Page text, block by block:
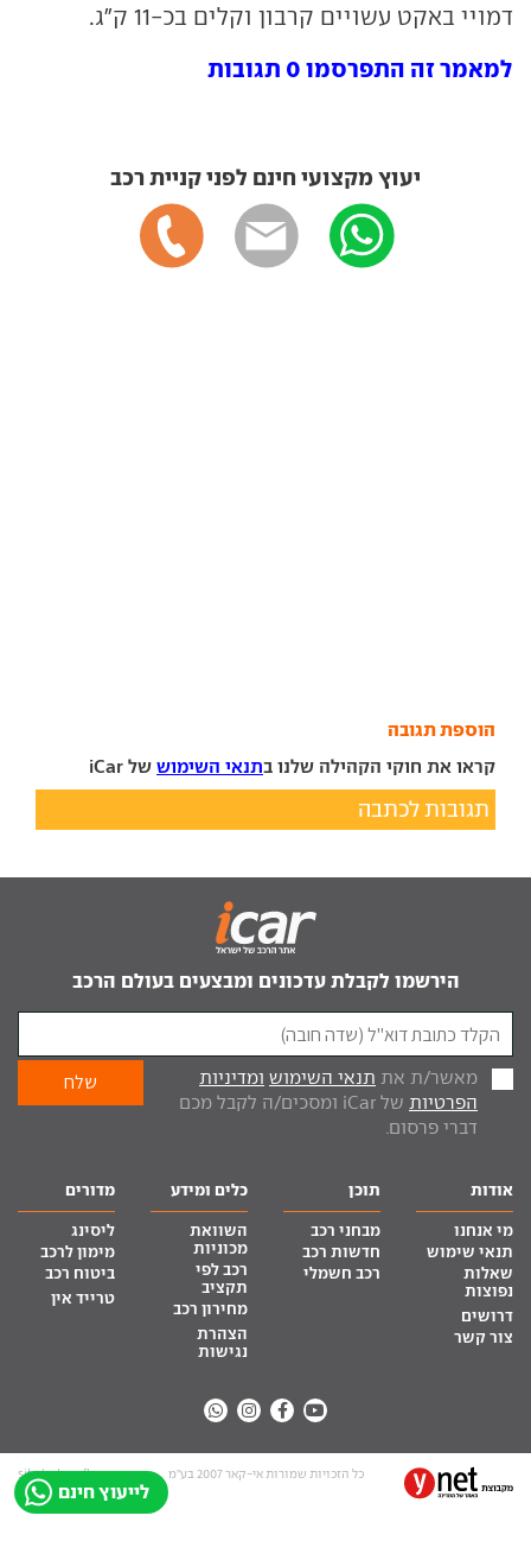
דמויי באקט עשויים קרבון וקלים בכ-11 ק"ג.
למאמר זה התפרסמו 0 תגובות
יעוץ מקצועי חינם לפני קניית רכב
הוספת תגובה
קראו את חוקי הקהילה שלנו בתנאי השימוש של iCar
תגובות לכתבה
לייעוץ חינם
הירשמו לקבלת עדכונים ומבצעים בעולם הרכב
מאשר/ת את תנאי השימוש ומדיניות
הפרטיות
של iCar ומסכים/ה לקבל מכם
דברי פרסום.
אודות
מי אנחנו
תנאי שימוש
שאלות
נפוצות
דרושים
צור קשר
תוכן
מבחני רכב
חדשות רכב
רכב חשמלי
כלים ומידע
השוואת
מכוניות
רכב לפי
תקציב
מחירון רכב
הצהרת
נגישות
מדורים
ליסינג
מימון לרכב
ביטוח רכב
טרייד אין
כל הזכויות שמורות אי-קאר 2007 בע”מ site by tq.soft